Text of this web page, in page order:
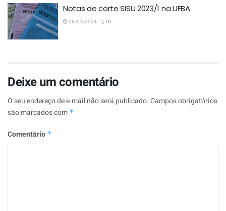
Notas de corte SISU 2023/1 na UFBA
06/01/2024 0
Deixe um comentário
O seu endereço de e-mail não será publicado.Campos obrigatórios
são marcados com *
Comentário *